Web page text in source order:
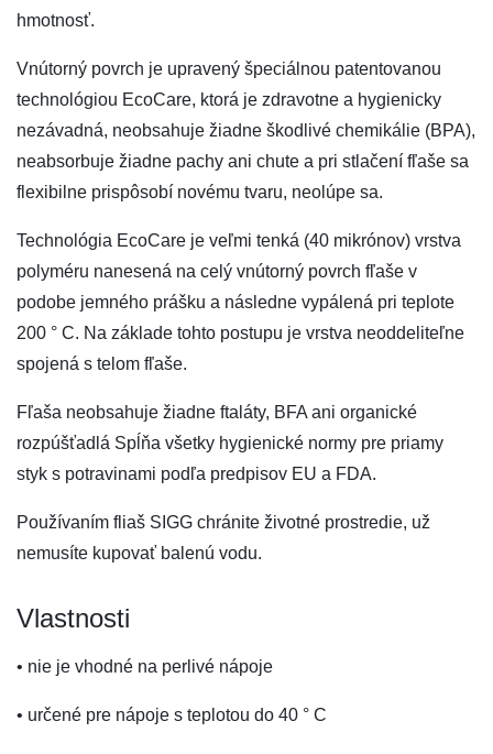
hmotnosť.
Vnútorný povrch je upravený špeciálnou patentovanou
technológiou EcoCare, ktorá je zdravotne a hygienicky
nezávadná, neobsahuje žiadne škodlivé chemikálie (BPA),
neabsorbuje žiadne pachy ani chute a pri stlačení fľaše sa
flexibilne prispôsobí novému tvaru, neolúpe sa.
Technológia EcoCare je veľmi tenká (40 mikrónov) vrstva
polyméru nanesená na celý vnútorný povrch fľaše v
podobe jemného prášku a následne vypálená pri teplote
200 ° C. Na základe tohto postupu je vrstva neoddeliteľne
spojená s telom fľaše.
Fľaša neobsahuje žiadne ftaláty, BFA ani organické
rozpúšťadlá Spĺňa všetky hygienické normy pre priamy
styk s potravinami podľa predpisov EU a FDA.
Používaním fliaš SIGG chránite životné prostredie, už
nemusíte kupovať balenú vodu.
Vlastnosti
• nie je vhodné na perlivé nápoje
• určené pre nápoje s teplotou do 40 ° C